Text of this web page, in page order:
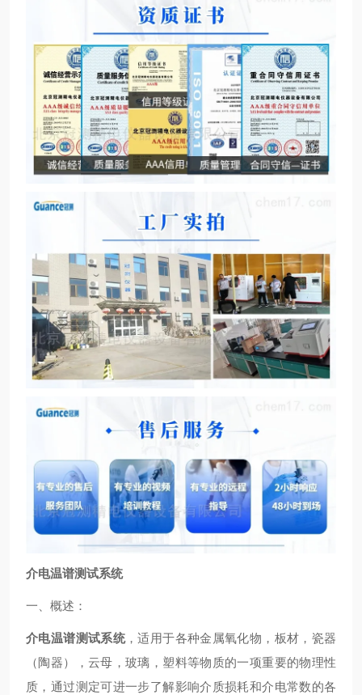
介电温谱测试系统
一、概述：
介电温谱测试系统，适用于各种金属氧化物，板材，瓷器
（陶器），云母，玻璃，塑料等物质的一项重要的物理性
质，通过测定可进一步了解影响介质损耗和介电常数的各